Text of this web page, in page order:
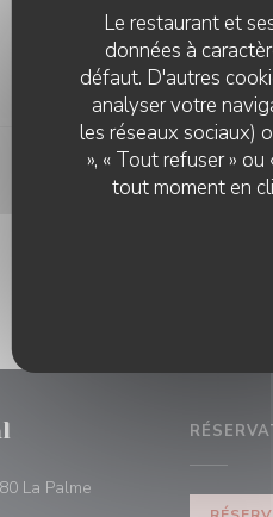
Le restaurant et
données à
défaut. D'autres
analyser votre
les réseaux sociaux)
», « Tout refuser »
tout moment en
!
La Palme